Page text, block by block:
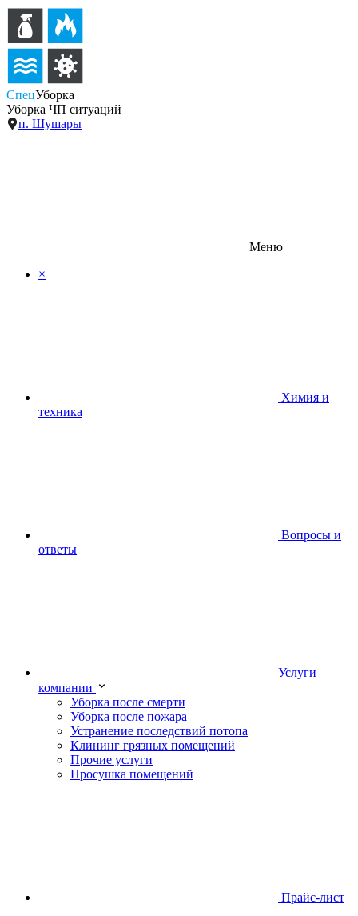
СпецУборка
Уборка ЧП ситуаций
п. Шушары
Меню
×
Химия и
техника
Вопросы и
ответы
Услуги
компании
Уборка после смерти
Уборка после пожара
Устранение последствий потопа
Клининг грязных помещений
Прочие услуги
Просушка помещений
Прайс-лист